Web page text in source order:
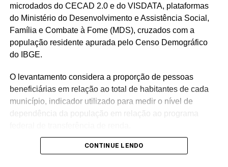
microdados do CECAD 2.0 e do VISDATA, plataformas
do Ministério do Desenvolvimento e Assistência Social,
Família e Combate à Fome (MDS), cruzados com a
população residente apurada pelo Censo Demográfico
do IBGE.
O levantamento considera a proporção de pessoas
beneficiárias em relação ao total de habitantes de cada
município, indicador utilizado para medir o nível de
dependência da população em relação ao programa
Com população de 4.558 habitantes, São José do Seridó
CONTINUE LENDO